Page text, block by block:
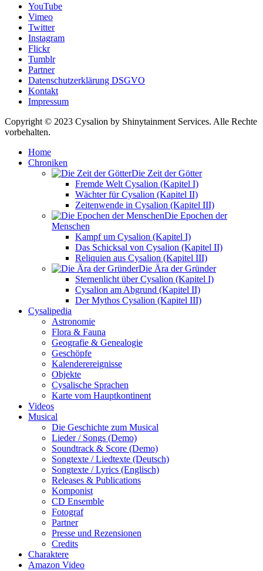
YouTube
Vimeo
Twitter
Instagram
Flickr
Tumblr
Partner
Datenschutzerklärung DSGVO
Kontakt
Impressum
Copyright © 2023 Cysalion by Shinytainment Services. Alle Rechte
vorbehalten.
Home
Chroniken
Die Zeit der Götter
Fremde Welt Cysalion (Kapitel I)
Wächter für Cysalion (Kapitel II)
Zeitenwende in Cysalion (Kapitel III)
Die Epochen der
Menschen
Kampf um Cysalion (Kapitel I)
Das Schicksal von Cysalion (Kapitel II)
Reliquien aus Cysalion (Kapitel III)
Die Ära der Gründer
Sternenlicht über Cysalion (Kapitel I)
Cysalion am Abgrund (Kapitel II)
Der Mythos Cysalion (Kapitel III)
Cysalipedia
Astronomie
Flora & Fauna
Geografie & Genealogie
Geschöpfe
Kalenderereignisse
Objekte
Cysalische Sprachen
Karte vom Hauptkontinent
Videos
Musical
Die Geschichte zum Musical
Lieder / Songs (Demo)
Soundtrack & Score (Demo)
Songtexte / Liedtexte (Deutsch)
Songtexte / Lyrics (Englisch)
Releases & Publications
Komponist
CD Ensemble
Fotograf
Partner
Presse und Rezensionen
Credits
Charaktere
Amazon Video